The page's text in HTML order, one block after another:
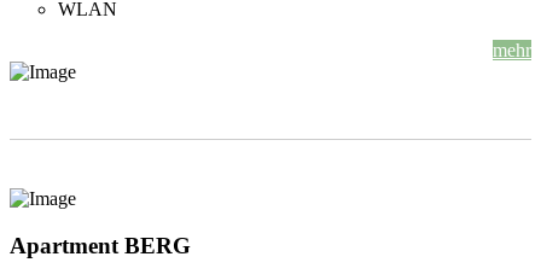
WLAN
mehr
Apartment BERG